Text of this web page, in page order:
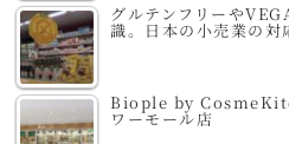
グルテンフリーや
識。日本の小売業の対
Biople by
ワーモール店